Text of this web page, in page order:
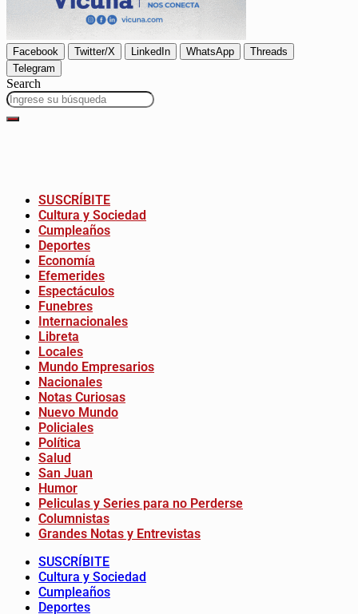
Facebook Twitter/X LinkedIn WhatsApp
Threads
Telegram
Search
SUSCRÍBITE
Cultura y Sociedad
Cumpleaños
Deportes
Economía
Efemerides
Espectáculos
Funebres
Internacionales
Libreta
Locales
Mundo Empresarios
Nacionales
Notas Curiosas
Nuevo Mundo
Policiales
Política
Salud
San Juan
Humor
Peliculas y Series para no Perderse
Columnistas
Grandes Notas y Entrevistas
SUSCRÍBITE
Cultura y Sociedad
Cumpleaños
Deportes